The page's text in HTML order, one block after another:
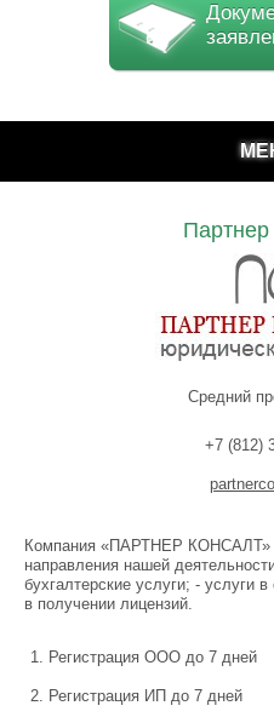
Партнер
Средний
+7 (812)
Компания «ПАРТНЕР КОНСАЛТ»
направления нашей
бухгалтерские услуги; -
в получении лицензий.
Регистрация ООО до 7 дней
Регистрация ИП до 7 дней